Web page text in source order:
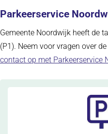
Parkeerservice
Gemeente Noordwijk heeft de
(P1). Neem voor vragen over
contact op met Parkeerservice